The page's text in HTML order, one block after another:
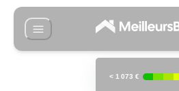
< 1 073 €